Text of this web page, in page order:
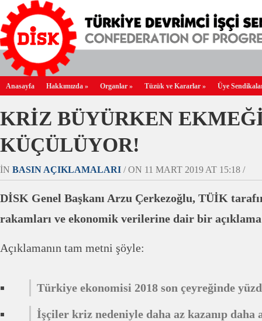
Anasayfa Hakkımızda » Organlar » Tüzük ve Kararlar » Üye
KRİZ BÜYÜRKEN
KÜÇÜLÜYOR!
IN BASIN AÇIKLAMALARI / ON 11 MART 2019 AT 15:18 /
DİSK Genel Başkanı Arzu Çerkezoğlu, TÜİK
rakamları ve ekonomik verilerine dair bir açıklama
Açıklamanın tam metni şöyle:
Türkiye ekonomisi 2018 son çeyreğinde
İşçiler kriz nedeniyle daha az kazanıp daha